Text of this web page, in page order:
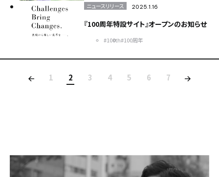
ニュースリリース
2025.1.16
『100周年特設サイト』オープンのお知らせ
#100th#100周年
1 2 3 4 5 6 7